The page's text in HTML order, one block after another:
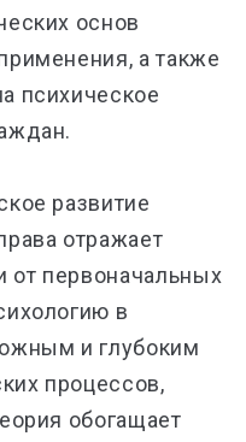
основ
а также
психическое
развитие
отражает
первоначальных
в
и глубоким
процессов,
обогащает